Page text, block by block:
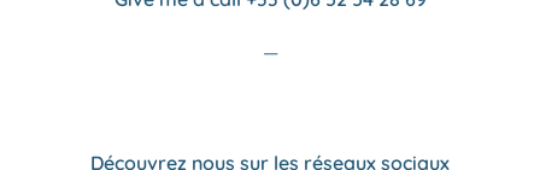
—
Découvrez nous sur les réseaux sociaux